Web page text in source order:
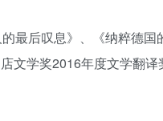
最后叹息》、《纳粹德国
文学奖2016年度文学翻译